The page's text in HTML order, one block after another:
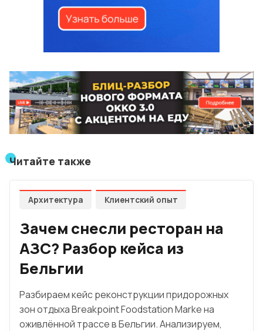
Читайте также
Архитектура Клиентский опыт
Зачем снесли ресторан на
АЗС? Разбор кейса из
Бельгии
Разбираем кейс реконструкции придорожных
зон отдыха Breakpoint Foodstation Marke на
оживлённой трассе в Бельгии. Анализируем,